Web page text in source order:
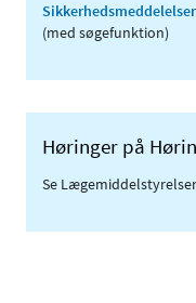
(med søgefunktion)
Høringer på
Se